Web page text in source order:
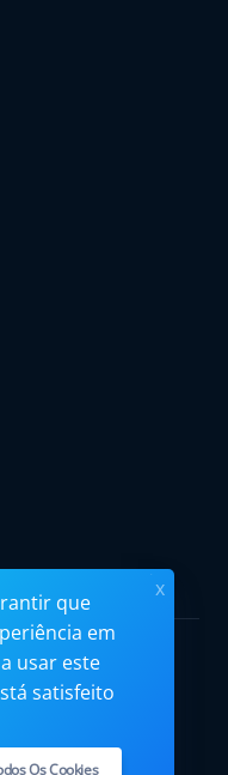
by
que
em
usar este
satisfeito
Os Cookies
x